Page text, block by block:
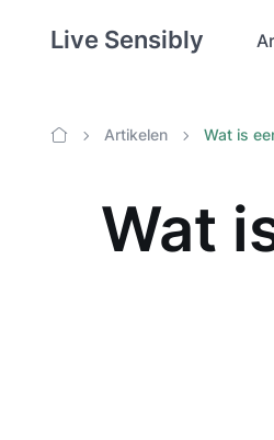
Live Sensibly
Home
Artikelen Wat is
Wat